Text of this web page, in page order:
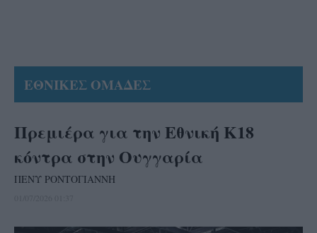
ΕΘΝΙΚΕΣ ΟΜΑΔΕΣ
Πρεμιέρα για την Εθνική K18
κόντρα στην Ουγγαρία
ΠΕΝΥ ΡΟΝΤΟΓΙΑΝΝΗ